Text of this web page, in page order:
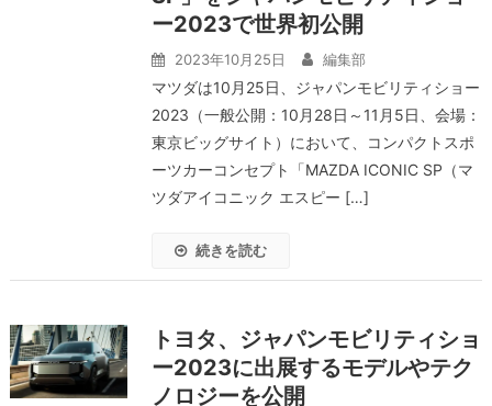
ー2023で世界初公開
2023年10月25日 編集部
マツダは10月25日、ジャパンモビリティショー
2023（一般公開：10月28日～11月5日、会場：
東京ビッグサイト）において、コンパクトスポ
ーツカーコンセプト「MAZDA ICONIC SP（マ
ツダアイコニック エスピー […]
続きを読む
トヨタ、ジャパンモビリティショ
ー2023に出展するモデルやテク
ノロジーを公開